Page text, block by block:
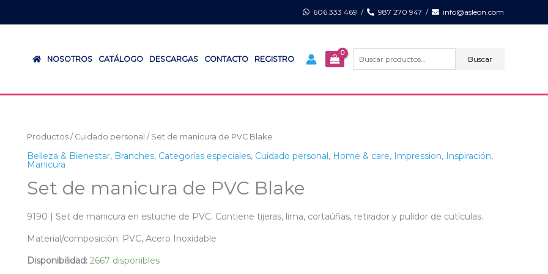
606 333 469 / 987 270 947 / info@asleon.com
NOSOTROS CATÁLOGO DESCARGAS CONTACTO REGISTRO
por:
Buscar
Productos / Cuidado personal / Set de manicura de PVC Blake
Belleza & Bienestar, Branches, Categorías especiales, Cuidado personal, Home & care, Impression, Inspiración,
Manicura
Set de manicura de PVC Blake
9190 | Set de manicura en estuche de PVC. Contiene tijeras, lima, cortaúñas, retirador y pulidor de cutículas.
Material/composición: PVC, Acero Inoxidable
Disponibilidad: 2667 disponibles